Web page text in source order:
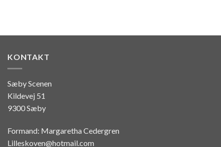
KONTAKT
Sæby Scenen
Kildevej 51
9300 Sæby
Formand: Margaretha Cedergren
Lilleskoven@hotmail.com